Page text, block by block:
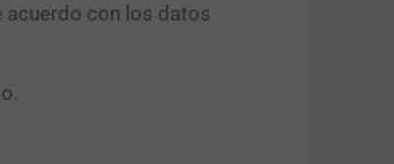
con los datos